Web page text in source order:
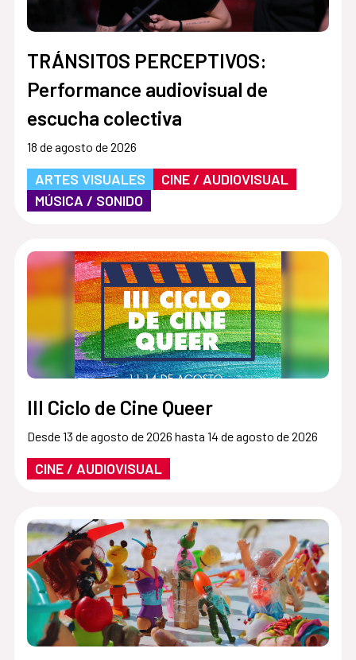
TRÁNSITOS PERCEPTIVOS:
Performance audiovisual de
escucha colectiva
18 de agosto de 2026
ARTES VISUALES
CINE / AUDIOVISUAL
MÚSICA / SONIDO
III Ciclo de Cine Queer
Desde 13 de agosto de 2026 hasta 14 de agosto de 2026
CINE / AUDIOVISUAL